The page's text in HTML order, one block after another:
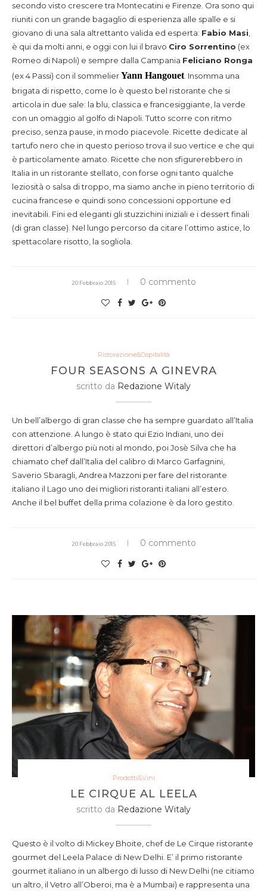
secondo visto crescere tra Montecatini e Firenze. Ora sono qui
riuniti con un grande bagaglio di esperienza alle spalle e si
giovano di una sala altrettanto valida ed esperta: Fabio Masi
è qui da molti anni, e oggi con lui il bravo Ciro Sorrentino (ex
Romeo di Napoli) e sempre dalla Campania Feliciano Ronga
(ex 4 Passi) con il sommelierYann Hangouet . Insomma una
brigata di rispetto, come lo è questo bel ristorante che si
articola in due sale: la blu, classica e francesiggiante, la verde
con un omaggio al golfo di Napoli. Tutto scorre con ritmo
preciso, senza pause, in modo piacevole. Ricette dedicate al
tartufo nero che in questo perioso trova il suo vertice e che qui
è particolamente amato. Ricette che non sfigurerebbero in
Italia in un ristorante stellato, con forse ogni tanto qualche
leziosità o salsa di troppo, ma siamo anche in pieno territorio di
cucina francese e quindi sono concessioni opportune ed
inevitabili. Fini ed eleganti gli stuzzichini iniziali e i dessert finali
(di gran classe). Nel lungo percorso da citare l’ottimo astice, lo
spettacolare risotto, la sogliola.
20 Febbraio 2015 0 commento
Ristorazione&Ospitalità
FOUR SEASONS A GINEVRA
scritto da Redazione Witaly
Un bell’albergo di gran classe che ha sempre guardato all’Italia
con attenzione. A lungo è stato qui Ezio Indiani, uno dei
direttori d’albergo più noti al mondo, poi Josè Silva che ha
chiamato chef dall’Italia del calibro di Marco Garfagnini,
Saverio Sbaragli, Andrea Mazzoni per fare del ristorante
italiano il Lago uno dei migliori ristoranti italiani all’estero.
Anche il bel buffet della prima colazione è da loro gestito.
20 Febbraio 2015 0 commento
Prodotti&Vini
LE CIRQUE AL LEELA
scritto da Redazione Witaly
Questo è il volto di Mickey Bhoite, chef de Le Cirque ristorante
gourmet del Leela Palace di New Delhi. E’ il primo ristorante
gourmet italiano in un albergo di lusso di New Delhi (ne citiamo
un altro, il Vetro all’Oberoi, ma è a Mumbai) e rappresenta una